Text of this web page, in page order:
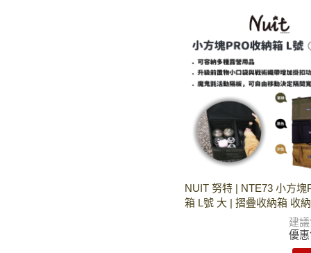
NUIT 努特 | NTE73 小方塊
箱 L號 大 | 摺疊收納箱 收
建
優